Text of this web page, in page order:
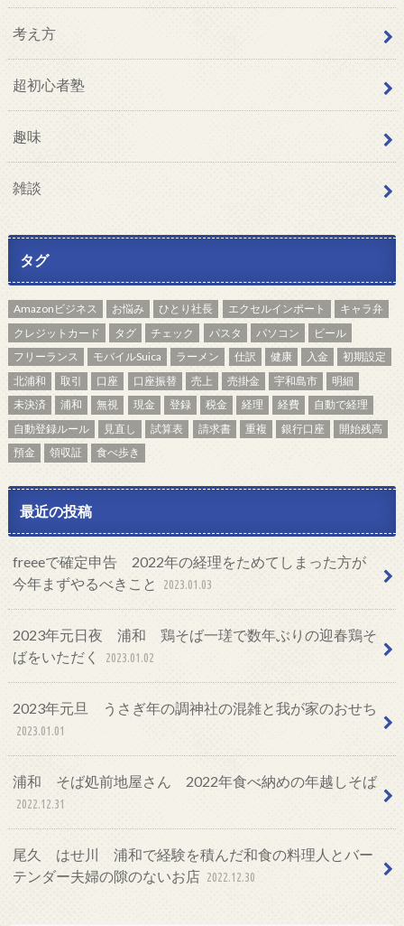
考え方
超初心者塾
趣味
雑談
タグ
Amazonビジネス お悩み ひとり社長 エクセルインポート
キャラ弁
クレジットカード
タグ チェック パスタ パソコン
ビール
フリーランス
モバイルSuica ラーメン 仕訳 健康 入金
初期設定
北浦和
取引 口座 口座振替 売上 売掛金 宇和島市
明細
未決済
浦和 無視 現金 登録 税金 経理 経費
自動で経理
自動登録ルール
見直し 試算表 請求書 重複 銀行口座
開始残高
預金
領収証 食べ歩き
最近の投稿
freeeで確定申告 2022年の経理をためてしまった方が
今年まずやるべきこと
2023.01.03
2023年元日夜 浦和 鶏そば一瑳で数年ぶりの迎春鶏そ
ばをいただく
2023.01.02
2023年元旦 うさぎ年の調神社の混雑と我が家のおせち
2023.01.01
浦和 そば処前地屋さん 2022年食べ納めの年越しそば
2022.12.31
尾久 はせ川 浦和で経験を積んだ和食の料理人とバー
テンダー夫婦の隙のないお店 2022.12.30